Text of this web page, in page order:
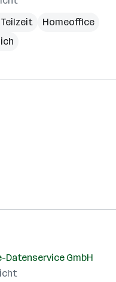
Homeoffice
Datenservice GmbH